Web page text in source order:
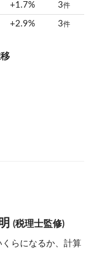
+1.7% 3件
+2.9% 3件
(税理士監修)
くらになるか、計算